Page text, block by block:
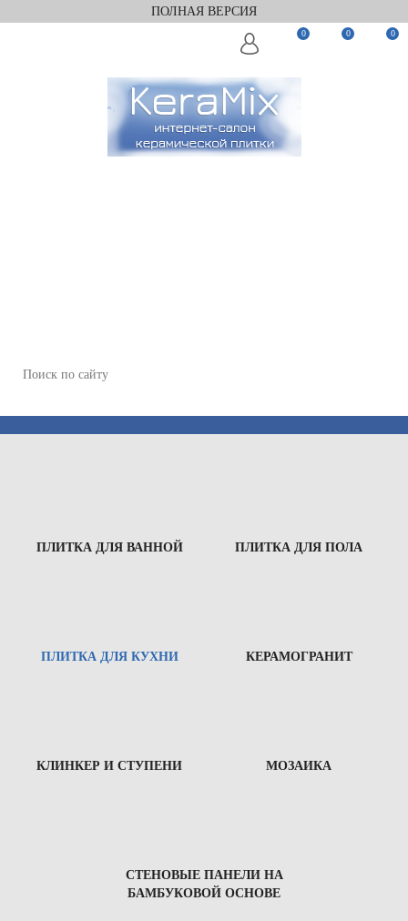
ПОЛНАЯ ВЕРСИЯ
0 0 0
ПЛИТКА ДЛЯ ВАННОЙ ПЛИТКА ДЛЯ ПОЛА
ПЛИТКА ДЛЯ КУХНИ КЕРАМОГРАНИТ
КЛИНКЕР И СТУПЕНИ МОЗАИКА
СТЕНОВЫЕ ПАНЕЛИ НА
БАМБУКОВОЙ ОСНОВЕ